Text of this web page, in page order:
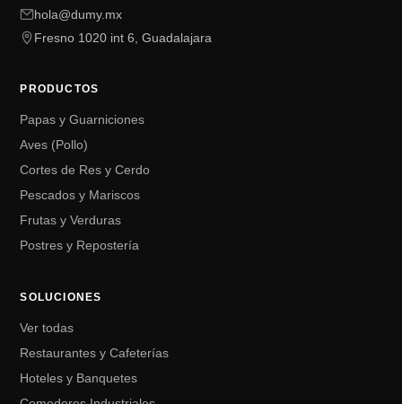
hola@dumy.mx
Fresno 1020 int 6, Guadalajara
PRODUCTOS
Papas y Guarniciones
Aves (Pollo)
Cortes de Res y Cerdo
Pescados y Mariscos
Frutas y Verduras
Postres y Repostería
SOLUCIONES
Ver todas
Restaurantes y Cafeterías
Hoteles y Banquetes